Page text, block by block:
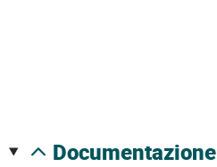
documentazione